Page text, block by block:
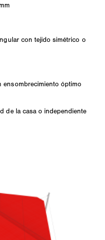
con tejido simétrico o
ensombrecimiento óptimo
de la casa o independiente